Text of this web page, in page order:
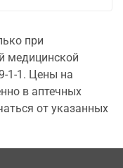
при
медицинской
1-1. Цены на
в аптечных
от указанных